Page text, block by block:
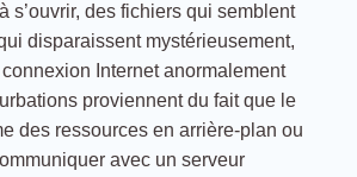
s’ouvrir, des fichiers qui semblent
disparaissent mystérieusement,
Internet anormalement
proviennent du fait que le
des ressources en arrière-plan ou
avec un serveur